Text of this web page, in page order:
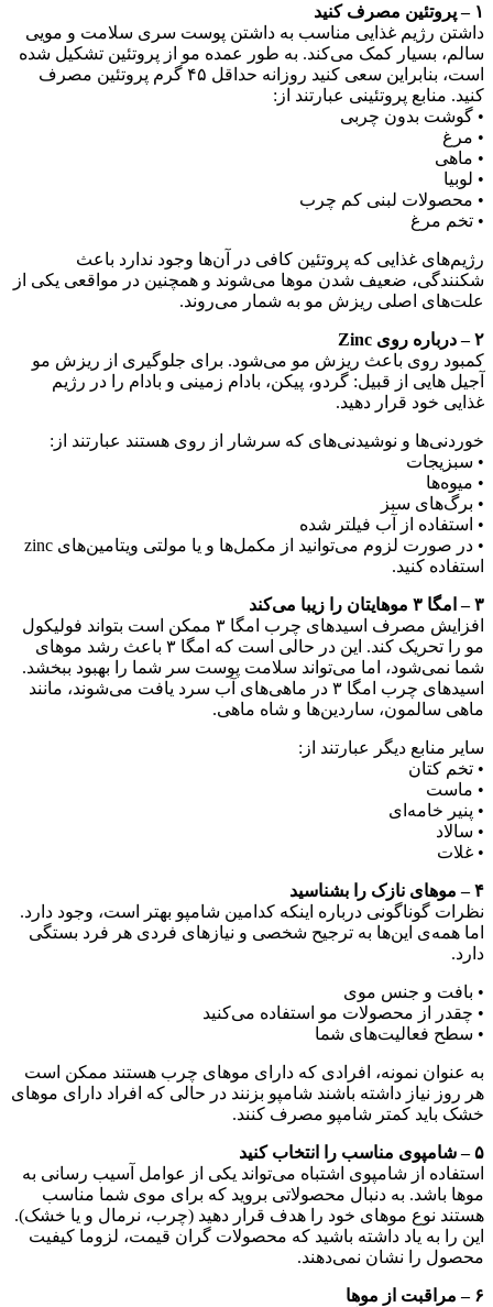
۱ – پروتئین مصرف کنید
داشتن رژیم غذایی مناسب به داشتن پوست سری سلامت و مویی
سالم، بسیار کمک می‌کند. به طور عمده مو از پروتئین تشکیل شده
است، بنابراین سعی کنید روزانه حداقل ۴۵ گرم پروتئین مصرف
کنید. منابع پروتئینی عبارتند از:
• گوشت بدون چربی
• مرغ
• ماهی
• لوبیا
• محصولات لبنی کم چرب
• تخم مرغ
رژیم‌های غذایی که پروتئین کافی در آن‌ها وجود ندارد باعث
شکنندگی، ضعیف شدن مو‌ها می‌شوند و همچنین در مواقعی یکی از
علت‌های اصلی ریزش مو به شمار می‌روند.
۲ – درباره روی Zinc
کمبود روی باعث ریزش مو می‌شود. برای جلوگیری از ریزش مو
آجیل هایی از قبیل: گردو، پیکن، بادام زمینی و بادام را در رژیم
غذایی خود قرار دهید.
خوردنی‌ها و نوشیدنی‌های که سرشار از روی هستند عبارتند از:
• سبزیجات
• میوه‌ها
• برگ‌های سبز
• استفاده از آب فیلتر شده
• در صورت لزوم می‌توانید از مکمل‌ها و یا مولتی ویتامین‌های zinc
استفاده کنید.
۳ – امگا ۳ موهایتان را زیبا می‌کند
افزایش مصرف اسیدهای چرب امگا ۳ ممکن است بتواند فولیکول
مو را تحریک کند. این در حالی است که امگا ۳ باعث رشد موهای
شما نمی‌شود، اما می‌تواند سلامت پوست سر شما را بهبود ببخشد.
اسیدهای چرب امگا ۳ در ماهی‌های آب سرد یافت می‌شوند، مانند
ماهی سالمون، ساردین‌ها و شاه ماهی.
سایر منابع دیگر عبارتند از:
• تخم کتان
• ماست
• پنیر خامه‌ای
• سالاد
• غلات
۴ – موهای نازک را بشناسید
نظرات گوناگونی درباره اینکه کدامین شامپو بهتر است، وجود دارد.
اما همه‌ی این‌ها به ترجیح شخصی و نیاز‌های فردی هر فرد بستگی
دارد.
• بافت و جنس موی
• چقدر از محصولات مو استفاده می‌کنید
• سطح فعالیت‌های شما
به عنوان نمونه، افرادی که دارای موهای چرب هستند ممکن است
هر روز نیاز داشته باشند شامپو بزنند در حالی که افراد دارای موهای
خشک باید کمتر شامپو مصرف کنند.
۵ – شامپوی مناسب را انتخاب کنید
استفاده از شامپوی اشتباه می‌تواند یکی از عوامل آسیب رسانی به
مو‌ها باشد. به دنبال محصولاتی بروید که برای موی شما مناسب
هستند نوع موهای خود را هدف قرار دهید (چرب، نرمال و یا خشک).
این را به یاد داشته باشید که محصولات گران قیمت، لزوما کیفیت
محصول را نشان نمی‌دهند.
۶ – مراقبت از مو‌ها